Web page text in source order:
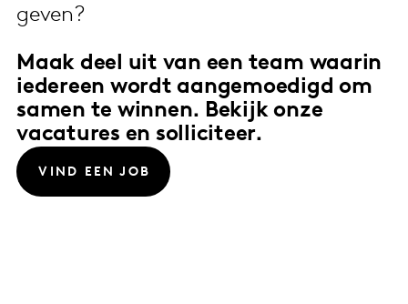
geven?
Maak deel uit van een team waarin
iedereen wordt aangemoedigd om
samen te winnen. Bekijk onze
vacatures en solliciteer.
VIND EEN JOB